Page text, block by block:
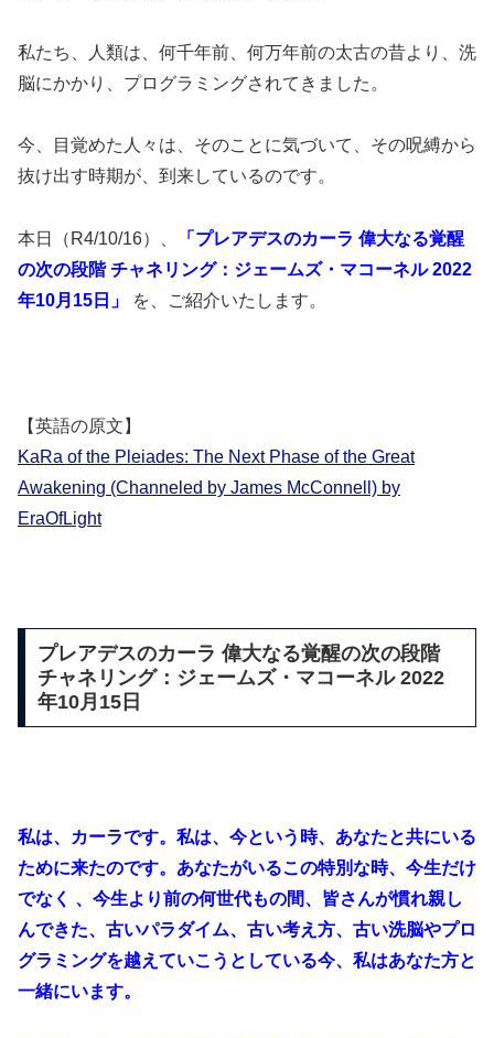
私たち、人類は、何千年前、何万年前の太古の昔より、洗
脳にかかり、プログラミングされてきました。
今、目覚めた人々は、そのことに気づいて、その呪縛から
抜け出す時期が、到来しているのです。
本日（R4/10/16）、
「プレアデスのカーラ 偉大なる覚醒
の次の段階 チャネリング：ジェームズ・マコーネル 2022
年10月15日」
を、ご紹介いたします。
【英語の原文】
KaRa of the Pleiades: The Next Phase of the Great
Awakening (Channeled by James McConnell) by
EraOfLight
プレアデスのカーラ 偉大なる覚醒の次の段階
チャネリング：ジェームズ・マコーネル 2022
年10月15日
私は、カーラです。私は、今という時、あなたと共にいる
ために来たのです。あなたがいるこの特別な時、今生だけ
でなく 、今生より前の何世代もの間、皆さんが慣れ親し
んできた、古いパラダイム、古い考え方、古い洗脳やプロ
グラミングを越えていこうとしている今、私はあなた方と
一緒にいます。